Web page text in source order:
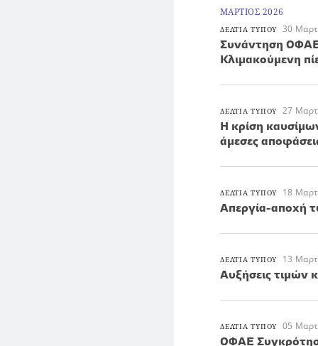
ΜΑΡΤΙΟΣ 2026
ΔΕΛΤΙΑ ΤΥΠΟΥ 30
Συνάντηση ΟΦΑΕ
Κλιμακούμενη
ΔΕΛΤΙΑ ΤΥΠΟΥ 27
Η κρίση
άμεσες
ΔΕΛΤΙΑ ΤΥΠΟΥ 18
Απεργία-αποχή
ΔΕΛΤΙΑ ΤΥΠΟΥ 13
Αυξήσεις τιμών
ΔΕΛΤΙΑ ΤΥΠΟΥ 05
ΟΦΑΕ